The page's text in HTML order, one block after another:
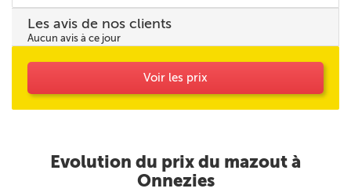
Les avis de nos clients
Aucun avis à ce jour
Voir les prix
Evolution du prix du mazout à
Onnezies